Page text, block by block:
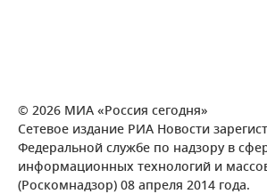
© 2026 МИА «Россия сегодня»
Сетевое издание РИА Новости
Федеральной службе по надзору в
информационных технологий и
(Роскомнадзор) 08 апреля 2014 года.